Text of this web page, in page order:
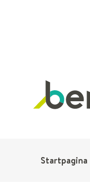
Stad
Beringen
Startpagina